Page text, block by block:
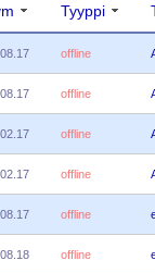
Tyyppi
offline
offline
offline
offline
offline
offline